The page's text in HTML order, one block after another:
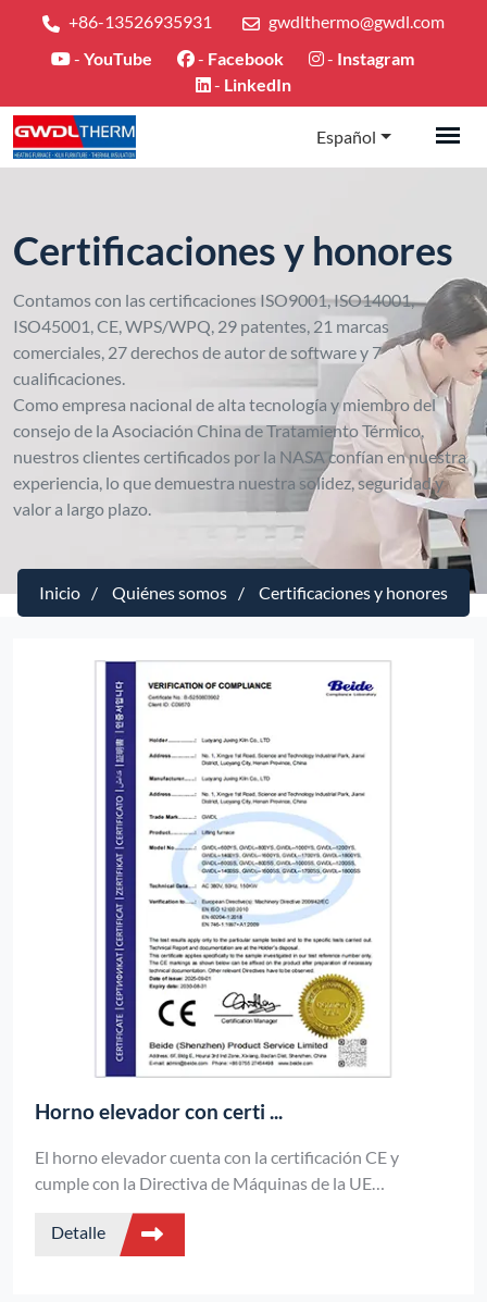
+86-13526935931
gwdlthermo@gwdl.com
- YouTube - Facebook - Instagram
- LinkedIn
Español
Certificaciones y honores
Contamos con las certificaciones ISO9001, ISO14001,
ISO45001, CE, WPS/WPQ, 29 patentes, 21 marcas
comerciales, 27 derechos de autor de software y 7
cualificaciones.
Como empresa nacional de alta tecnología y miembro del
consejo de la Asociación China de Tratamiento Térmico,
nuestros clientes certificados por la NASA confían en nuestra
experiencia, lo que demuestra nuestra solidez, seguridad y
valor a largo plazo.
Inicio Quiénes somos Certificaciones y honores
Horno elevador con certi ...
El horno elevador cuenta con la certificación CE y
cumple con la Directiva de Máquinas de la UE
2006/42/CE y las normas EN, lo que garantiza un
funcionamiento seguro, un calentamiento estable y el
cumplimiento de la normativa del mercado de la UE.
Detalle